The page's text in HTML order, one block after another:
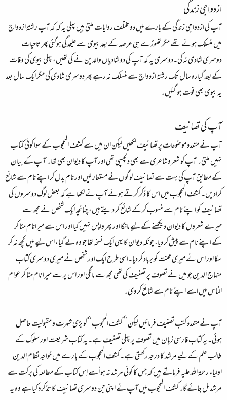
ازدواجی زندگی
آپ کی ازدواجی زندگی کے بارے میں دو مختلف روایات ملتی ہیں پہلی یہ کہ کہ آپ رشتۂ ازدواج
میں منسلک ہوئے تھے مگر تھوڑے ہی عرصہ کے بعد بیوی سے علیحدگی ہوگئی پھر تاحیات
دوسری شادی نہ کی۔دوسری یہ کہ آپ کی دو شادیاں والدین نے کی تھیں، پہلی بیوی کی وفات
کے بعد گیارہ سال تک رشتۂ ازدواج سے منسلک نہ رہے پھر دوسری شادی کی مگر ایک سال بعد
یہ بیوی بھی فوت ہو گئیں۔
آپ کی تصانیف
آپ نے متعدد موضوعات پر تصانیف لکھیں لیکن ان میں سے کشف المحجوب کے سوا کوئی کتاب
نہیں ملتی۔ آپ کو شعر وشاعری سے بھی دلچسپی تھی اور آپ کا دیوان بھی تھا۔ آ پ کے بیان
کے مطابق آپ کی بہت سے تصانیف لوگوں نے مستعار لیں اور نام بدل کر اپنے نام سے شائع
کرادیں۔ کشف المحجوب میں اس کا ذکر کرتے ہوئے آپ نے لکھا ہے کہ بعض لوگ دوسروں کی
تصانیف کو اپنے نام سے منسوب کرکے شائع کر دیتے ہیں، چنانچہ ایک شخص نے مجھ سے
میرے شعروں کا دیوان دیکھنے کے لیے مانگا اور پھر واپس نہیں کیا اور اس سے میرانام مٹا کر
کے اپنے نام سے پیش کر دیا، چونکہ دیوان کا یہی ایک نسخہ تھا جو وہ لے گیا، اس لیے میں کچھ نہ کر
سکا اور اس نے میری محنت کو برباد کر دیا۔اسی طرح ایک اور شخص نے میری دوسری کتاب
منہاج الدین جو میں نے تصوف پر تصنیف کی تھی مجھ سے مانگی اور اس پر سے میرا نام مٹا کر عوام
الناس میں اسے اپنے نام سے شائع کر دی۔
آپ نے متعدد کتب تصنیف فرمائیں لیکن ’’ کشف المحجوب‘‘ کو بڑی شہرت و مقبولیت حاصل
ہوئی۔ یہ کتاب فارسی زبان میں تصوف پر پہلی تصنیف ہے۔ یہ کتاب شریعت اور سلوک کے
طالب علم کے لیے مرشد کا درجہ رکھتی ہے۔ کشف المحجوب کے بارے میں خواجہ نظام الدین
اولیاء رحمۃ اللہ علیہ فرماتے ہیں کہ جس کا کوئی مرشد نہ ہو اُسے اِس کتاب کے مطالعہ کی برکت سے
مرشد مل جائے گا۔کشف المحجوب میں آپ نے اپنی جن دوسری تصانیف کا تذکرہ کیا ہے وہ یہ